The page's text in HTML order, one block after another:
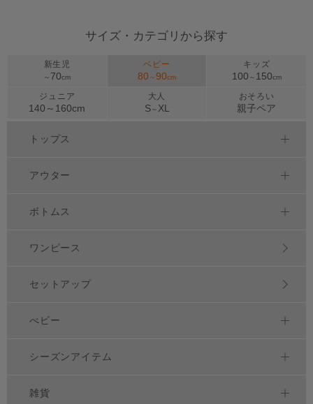
サイズ・カテゴリから探す
新生児
～ 70cm
ベビー
80 ～90cm
キッズ
100 ～ 150cm
ジュニア
140～ 160cm
大人
S～ XL
おそろい
親子ペア
トップス
アウター
ボトムス
ワンピース
セットアップ
べビー
シーズンアイテム
雑貨